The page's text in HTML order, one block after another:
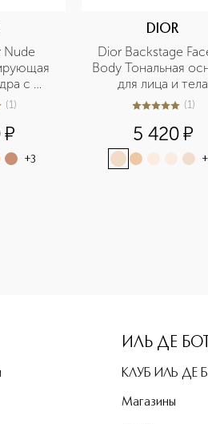
Nude
с
(1)
¤
+3
DIOR
Dior Backstage
Body Тональная
для лица и тела
5из 51 (1)
5 420¤
+
ИЛЬ ДЕ
КЛУБ ИЛЬ ДЕ
Магазины